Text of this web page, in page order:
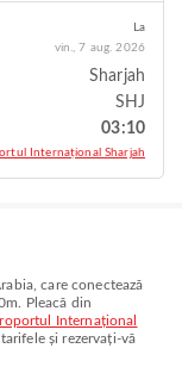
La
vin., 7 aug. 2026
Sharjah
SHJ
03:10
Internațional Sharjah
, care conectează
. Pleacă din
Internațional
și rezervați-vă